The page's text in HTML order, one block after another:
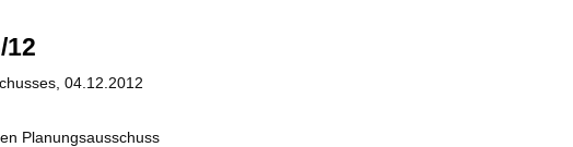
12
04.12.2012
Planungsausschuss